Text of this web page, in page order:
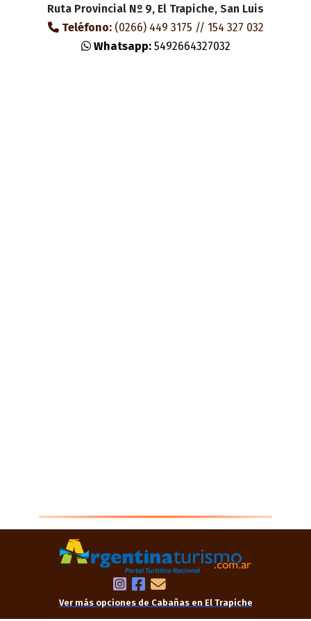
Ruta Provincial Nº 9, El Trapiche, San Luis
Teléfono:(0266) 449 3175 // 154 327 032
Whatsapp:5492664327032
Ver más opciones de Cabañas en El Trapiche